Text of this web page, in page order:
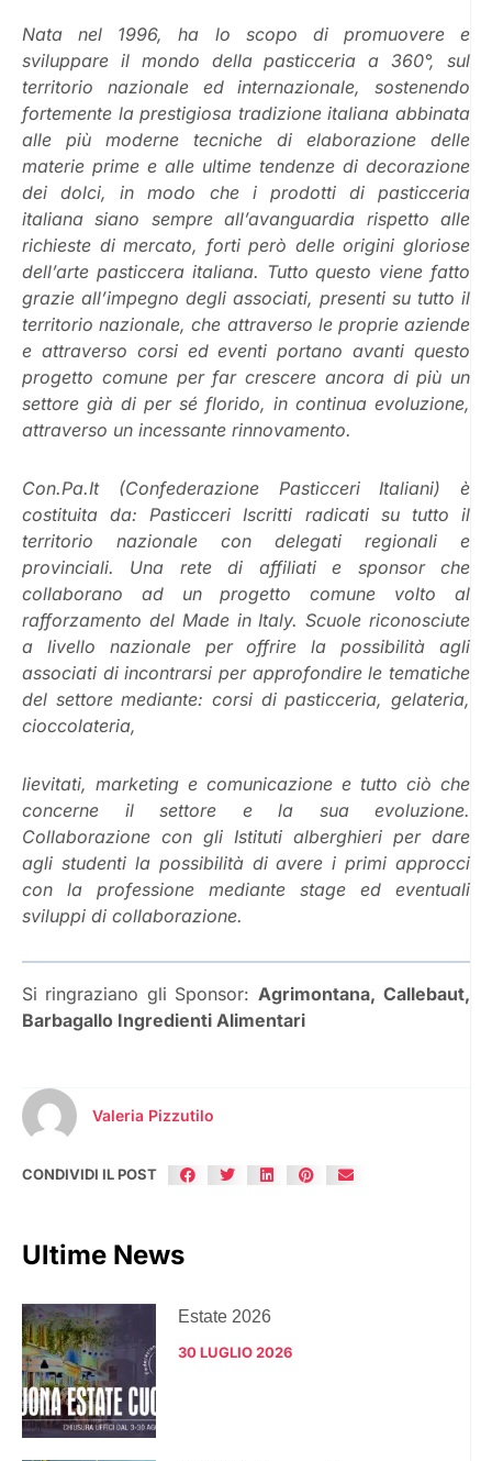
Nata nel 1996, ha lo scopo di promuovere e
sviluppare il mondo della pasticceria a 360°, sul
territorio nazionale ed internazionale, sostenendo
fortemente la prestigiosa tradizione italiana abbinata
alle più moderne tecniche di elaborazione delle
materie prime e alle ultime tendenze di decorazione
dei dolci, in modo che i prodotti di pasticceria
italiana siano sempre all’avanguardia rispetto alle
richieste di mercato, forti però delle origini gloriose
dell’arte pasticcera italiana. Tutto questo viene fatto
grazie all’impegno degli associati, presenti su tutto il
territorio nazionale, che attraverso le proprie aziende
e attraverso corsi ed eventi portano avanti questo
progetto comune per far crescere ancora di più un
settore già di per sé florido, in continua evoluzione,
attraverso un incessante rinnovamento.
Con.Pa.It (Confederazione Pasticceri Italiani) è
costituita da: Pasticceri Iscritti radicati su tutto il
territorio nazionale con delegati regionali e
provinciali. Una rete di affiliati e sponsor che
collaborano ad un progetto comune volto al
rafforzamento del Made in Italy. Scuole riconosciute
a livello nazionale per offrire la possibilità agli
associati di incontrarsi per approfondire le tematiche
del settore mediante: corsi di pasticceria, gelateria,
cioccolateria,
lievitati, marketing e comunicazione e tutto ciò che
concerne il settore e la sua evoluzione.
Collaborazione con gli Istituti alberghieri per dare
agli studenti la possibilità di avere i primi approcci
con la professione mediante stage ed eventuali
sviluppi di collaborazione.
Si ringraziano gli Sponsor: Agrimontana, Callebaut,
Barbagallo Ingredienti Alimentari
Valeria Pizzutilo
CONDIVIDI IL POST
Ultime News
Estate 2026
30 LUGLIO 2026